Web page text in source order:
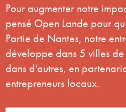
Pour augmenter notre
pensé Open Lande pour
Partie de Nantes, notre
développe dans 5 villes
dans d’autres, en
entrepreneurs locaux.